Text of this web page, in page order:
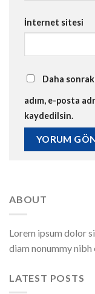
İnternet sitesi
Daha
adım, e-posta
kaydedilsin.
ABOUT
Lorem ipsum dolor
diam nonummy nibh
LATEST POSTS